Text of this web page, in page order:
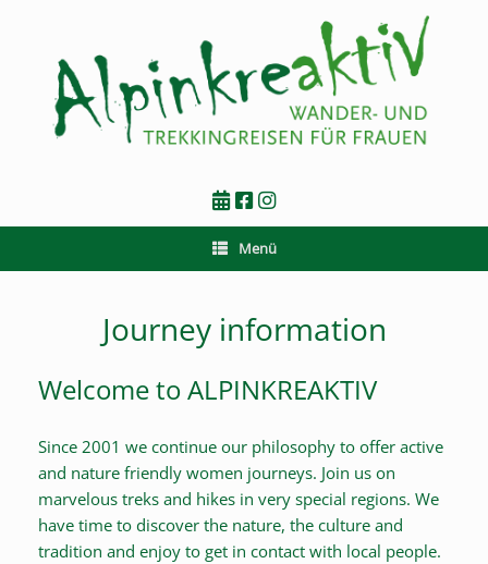
Menü
Journey information
Welcome to ALPINKREAKTIV
Since 2001 we continue our philosophy to offer active
and nature friendly women journeys. Join us on
marvelous treks and hikes in very special regions. We
have time to discover the nature, the culture and
tradition and enjoy to get in contact with local people.